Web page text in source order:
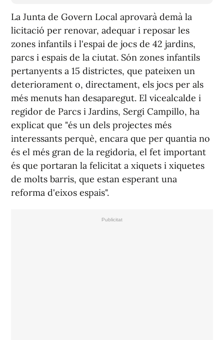
La Junta de Govern Local aprovarà demà la
licitació per renovar, adequar i reposar les
zones infantils i l'espai de jocs de 42 jardins,
parcs i espais de la ciutat. Són zones infantils
pertanyents a 15 districtes, que pateixen un
deteriorament o, directament, els jocs per als
més menuts han desaparegut. El vicealcalde i
regidor de Parcs i Jardins, Sergi Campillo, ha
explicat que "és un dels projectes més
interessants perquè, encara que per quantia no
és el més gran de la regidoria, el fet important
és que portaran la felicitat a xiquets i xiquetes
de molts barris, que estan esperant una
reforma d'eixos espais".